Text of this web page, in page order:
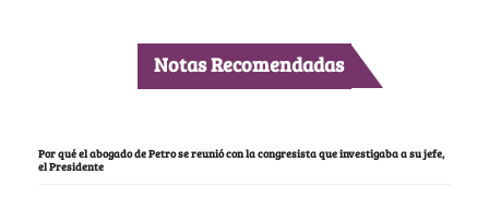
Notas Recomendadas
Por qué el abogado de Petro se reunió con la congresista que investigaba a su jefe,
el Presidente